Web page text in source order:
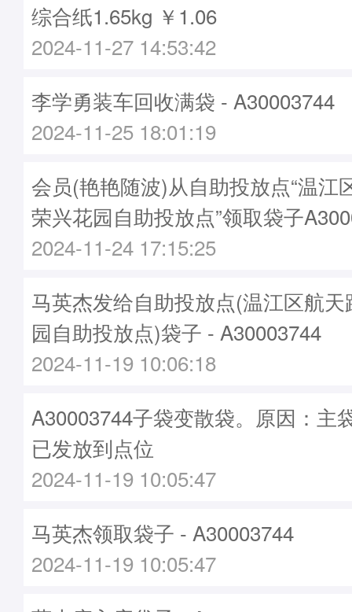
综合纸1.65kg ￥1.06
2024-11-27 14:53:42
李学勇装车回收满袋 - A30003744
2024-11-25 18:01:19
会员(艳艳随波)从自助投放点“温江
荣兴花园自助投放点”领取袋子
2024-11-24 17:15:25
马英杰发给自助投放点(温江区航
园自助投放点)袋子 - A30003744
2024-11-19 10:06:18
A30003744子袋变散袋。原因：主
已发放到点位
2024-11-19 10:05:47
马英杰领取袋子 - A30003744
2024-11-19 10:05:47